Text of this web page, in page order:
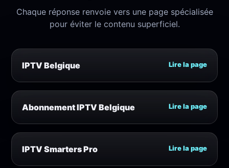
Chaque réponse renvoie vers une page spécialisée
pour éviter le contenu superficiel.
IPTV Belgique Lire la page
Abonnement IPTV Belgique Lire la page
IPTV Smarters Pro Lire la page